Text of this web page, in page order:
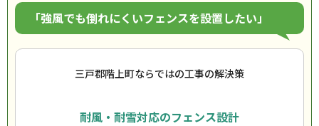
「強風でも倒れにくいフェンスを設置したい」
三戸郡階上町ならではの工事の解決策
耐風・耐雪対応のフェンス設計